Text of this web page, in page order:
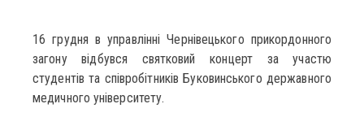
16 грудня в управлінні Чернівецького прикордонного
загону відбувся святковий концерт за участю
студентів та співробітників Буковинського державного
медичного університету.